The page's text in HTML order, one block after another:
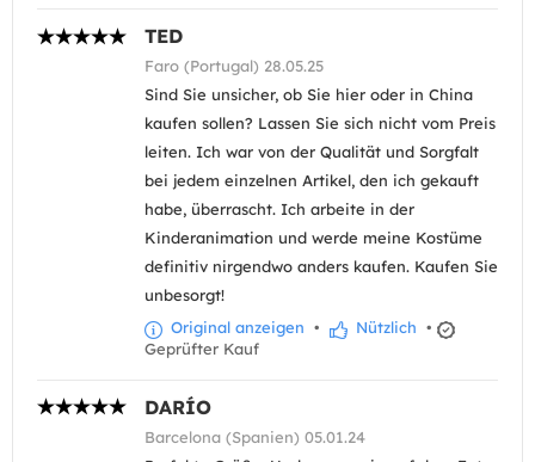
TED
Faro (Portugal) 28.05.25
Sind Sie unsicher, ob Sie hier oder in China
kaufen sollen? Lassen Sie sich nicht vom Preis
leiten. Ich war von der Qualität und Sorgfalt
bei jedem einzelnen Artikel, den ich gekauft
habe, überrascht. Ich arbeite in der
Kinderanimation und werde meine Kostüme
definitiv nirgendwo anders kaufen. Kaufen Sie
unbesorgt!
Original anzeigen • Nützlich •
Geprüfter Kauf
DARÍO
Barcelona (Spanien) 05.01.24